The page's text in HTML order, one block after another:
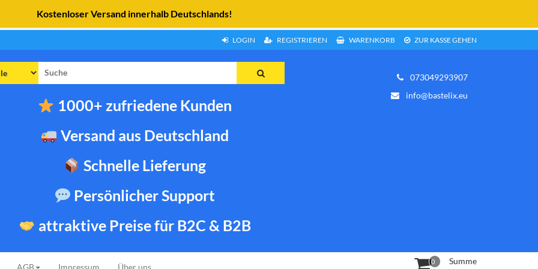
LOGIN REGISTRIEREN WARENKORB ZUR KASSE GEHEN
1000+ zufriedene Kunden
Versand aus Deutschland
Schnelle Lieferung
Persönlicher Support
attraktive Preise für B2C & B2B
073049293907
info@bastelix.eu
0
Summe
AGB Impressum Über uns